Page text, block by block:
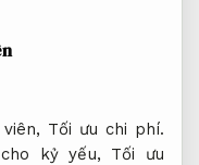
Tối ưu chi phí.
kỷ yếu, Tối ưu